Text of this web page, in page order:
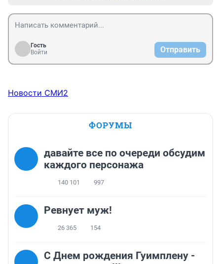
Гость
Войти
Отправить
Новости СМИ2
ФОРУМЫ
давайте все по очереди обсудим
каждого персонажа
140 101 997
Ревнует муж!
26 365 154
С Днем рождения Гуимплену -